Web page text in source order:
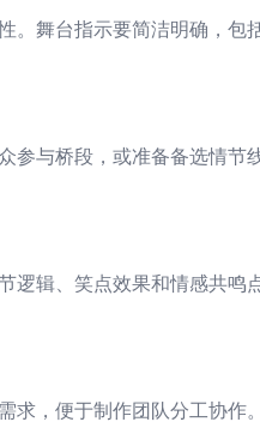
。舞台指示要简洁明确，包
参与桥段，或准备备选情节
逻辑、笑点效果和情感共鸣
求，便于制作团队分工协作